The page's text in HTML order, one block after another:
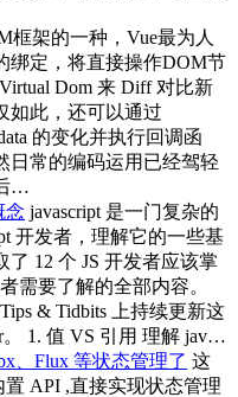
框架的一种，Vue最为人
绑定，将直接操作DOM节
Dom 来 Diff 对比新
如此，还可以通过
的变化并执行回调函
日常的编码运用已经驾轻
…
念 javascript 是一门复杂的
开发者，理解它的一些基
12 个 JS 开发者应该掌
需要了解的全部内容。
& Tidbits 上持续更新这
1. 值 VS 引用 理解 jav…
、Flux 等状态管理了 这
置 API ,直接实现状态管理